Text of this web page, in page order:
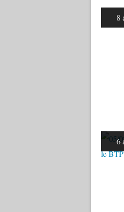
8
6